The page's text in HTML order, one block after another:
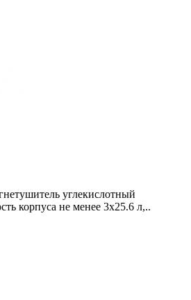
углекислотный
корпуса не менее 3х25.6 л,..